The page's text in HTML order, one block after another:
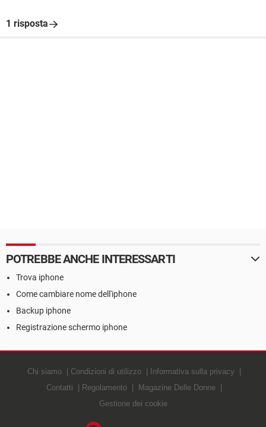
1 risposta
POTREBBE ANCHE INTERESSARTI
Trova iphone
Come cambiare nome dell'iphone
Backup iphone
Registrazione schermo iphone
Chi siamo Condizioni di utilizzo
Informativa sulla privacy
Contatti
Regolamento
Magazine Delle Donne
Gestione dei cookie